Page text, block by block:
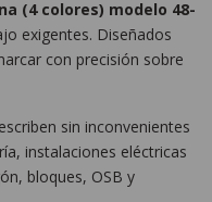
(4 colores) modelo 48-
exigentes. Diseñados
con precisión sobre
escriben sin inconvenientes
instalaciones eléctricas
bloques, OSB y